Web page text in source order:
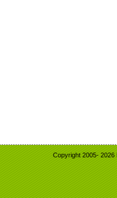
Copyright 2005-2026